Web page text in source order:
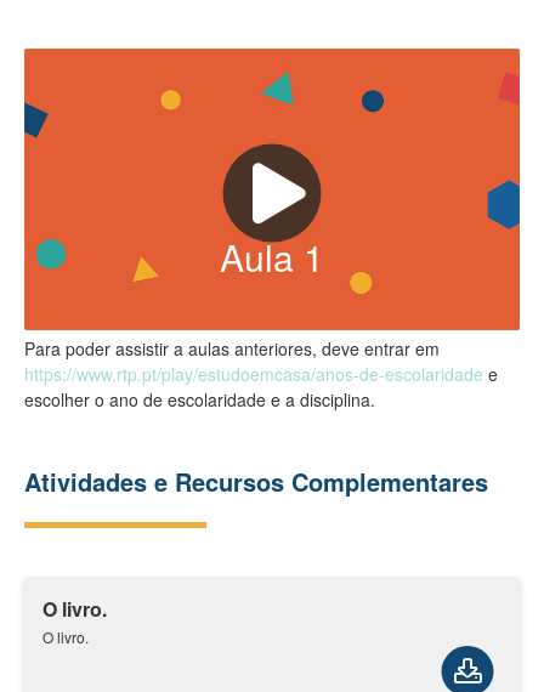
Aula 1
Para poder assistir a aulas anteriores, deve entrar em
https://www.rtp.pt/play/estudoemcasa/anos-de-escolaridade e
escolher o ano de escolaridade e a disciplina.
Atividades e Recursos Complementares
O livro.
O livro.